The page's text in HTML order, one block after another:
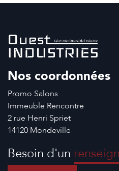
Nos coordonnées
Promo Salons
Immeuble Rencontre
2 rue Henri Spriet
14120 Mondeville
Besoin d'un